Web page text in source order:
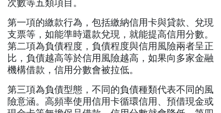
第一項的繳款行為，包括繳納信用卡與貸款、兌現
支票等，如能準時還款兌現，就能提高信用分數。
第二項為負債程度，負債程度與信用風險兩者呈正
比，負債越高等於信用風險越高，如果向多家金融
機構借款，信用分數會被拉低。
第三項為負債型態，不同的負債種類代表不同的風
險意涵。高頻率使用信用卡循環信用、預借現金或